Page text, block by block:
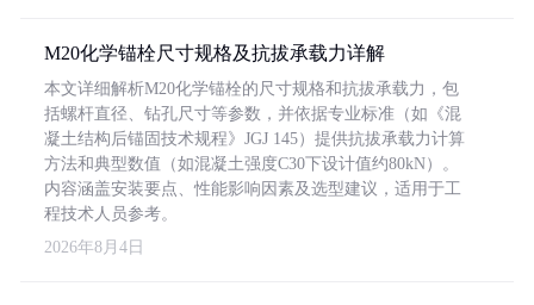
M20化学锚栓尺寸规格及抗拔承载力详解
本文详细解析M20化学锚栓的尺寸规格和抗拔承载力，包
括螺杆直径、钻孔尺寸等参数，并依据专业标准（如《混
凝土结构后锚固技术规程》JGJ 145）提供抗拔承载力计算
方法和典型数值（如混凝土强度C30下设计值约80kN）。
内容涵盖安装要点、性能影响因素及选型建议，适用于工
程技术人员参考。
2026年8月4日